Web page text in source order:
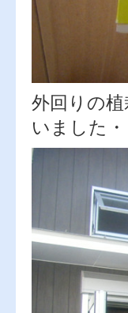
外回りの
いました・